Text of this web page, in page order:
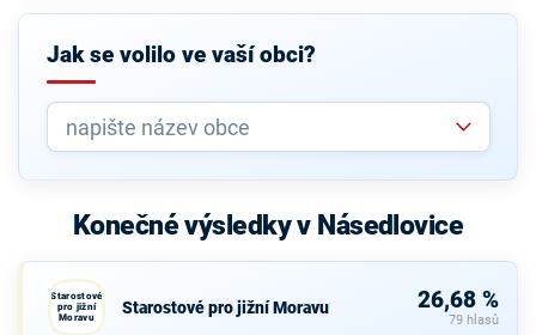
Jak se volilo ve vaší obci?
Konečné výsledky v Násedlovice
Starostové
pro jižní
Moravu
Starostové pro jižní Moravu 26,68 %
79 hlasů